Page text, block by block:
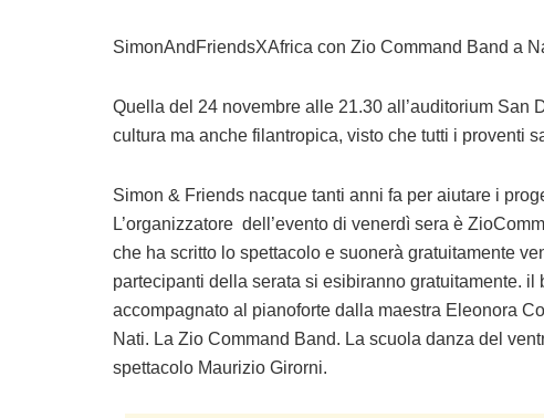
SimonAndFriendsXAfrica con Zio Command Band a
Quella del 24 novembre alle 21.30 all’auditorium San
cultura ma anche filantropica, visto che tutti i proventi
Simon & Friends nacque tanti anni fa per aiutare i
L’organizzatore dell’evento di venerdì sera è
che ha scritto lo spettacolo e suonerà gratuitamente
partecipanti della serata si esibiranno gratuitamente.
accompagnato al pianoforte dalla maestra Eleonora
Nati. La Zio Command Band. La scuola danza del
spettacolo Maurizio Girorni.